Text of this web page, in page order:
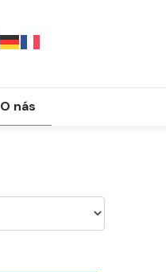
O nás